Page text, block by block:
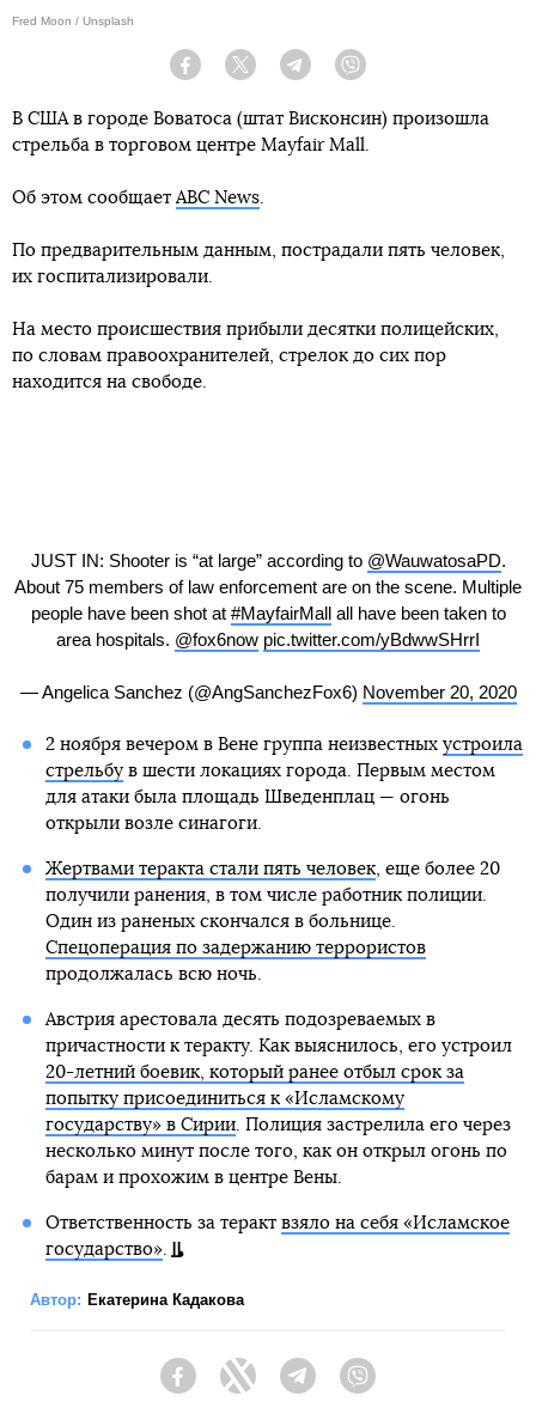
Fred Moon / Unsplash
Facebook Twitter Telegram
В США в городе Воватоса (штат Висконсин) произошла
стрельба в торговом центре Mayfair Mall.
Об этом сообщаетABC News.
По предварительным данным, пострадали пять человек,
их госпитализировали.
На место происшествия прибыли десятки полицейских,
по словам правоохранителей, стрелок до сих пор
находится на свободе.
JUST IN: Shooter is “at large” according to @WauwatosaPD.
About 75 members of law enforcement are on the scene. Multiple
people have been shot at #MayfairMallall have been taken to
area hospitals. @fox6now pic.twitter.com/yBdwwSHrrI
— Angelica Sanchez (@AngSanchezFox6) November 20, 2020
2 ноября вечером в Вене группа неизвестных устроила
стрельбув шести локациях города. Первым местом
для атаки была площадь Шведенплац — огонь
открыли возле синагоги.
Жертвами теракта стали пять человек, еще более 20
получили ранения, в том числе работник полиции.
Один из раненых скончался в больнице.
Спецоперация по задержанию террористов
продолжалась всю ночь.
Австрия арестовала десять подозреваемых в
причастности к теракту. Как выяснилось, его устроил
20-летний боевик, который ранее отбыл срок за
попытку присоединиться к «Исламскому
государству» в Сирии. Полиция застрелила его через
несколько минут после того, как он открыл огонь по
барам и прохожим в центре Вены.
Ответственность за теракт взяло на себя «Исламское
государство».
Автор: Екатерина Кадакова
FacebookTwitter Telegram